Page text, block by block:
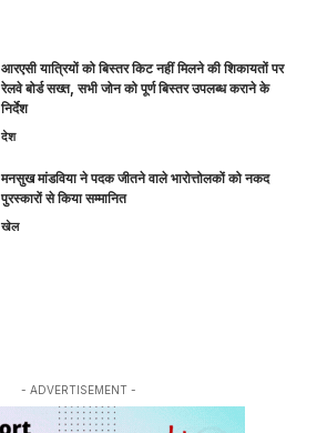
आरएसी यात्रियों को बिस्तर किट नहीं मिलने की शिकायतों पर
रेलवे बोर्ड सख्त, सभी जोन को पूर्ण बिस्तर उपलब्ध कराने के
निर्देश
देश
मनसुख मांडविया ने पदक जीतने वाले भारोत्तोलकों को नकद
पुरस्कारों से किया सम्मानित
खेल
- ADVERTISEMENT -